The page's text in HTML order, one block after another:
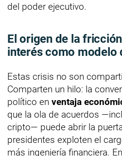
del poder ejecutivo.
El origen de la
interés como modelo
Estas crisis no son
Comparten un hilo: la
político en ventaja
que la ola de acuerdos
cripto— puede abrir la
presidentes exploten el
más ingeniería financiera.